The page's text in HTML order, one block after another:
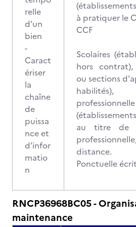
relle
d’un
bien
-
Caract
ériser
la
chaîne
de
puissa
nce et
d’infor
matio
n
à pratiquer le
CCF
Scolaires
hors
ou sections
au titre de
distance.
Ponctuelle
RNCP36968BC05 -
maintenance